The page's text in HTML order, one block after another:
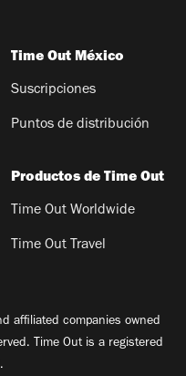
Time Out México
Suscripciones
Puntos de distribución
Productos de Time Out
Time Out Worldwide
Time Out Travel
affiliated companies owned
Time Out is a registered